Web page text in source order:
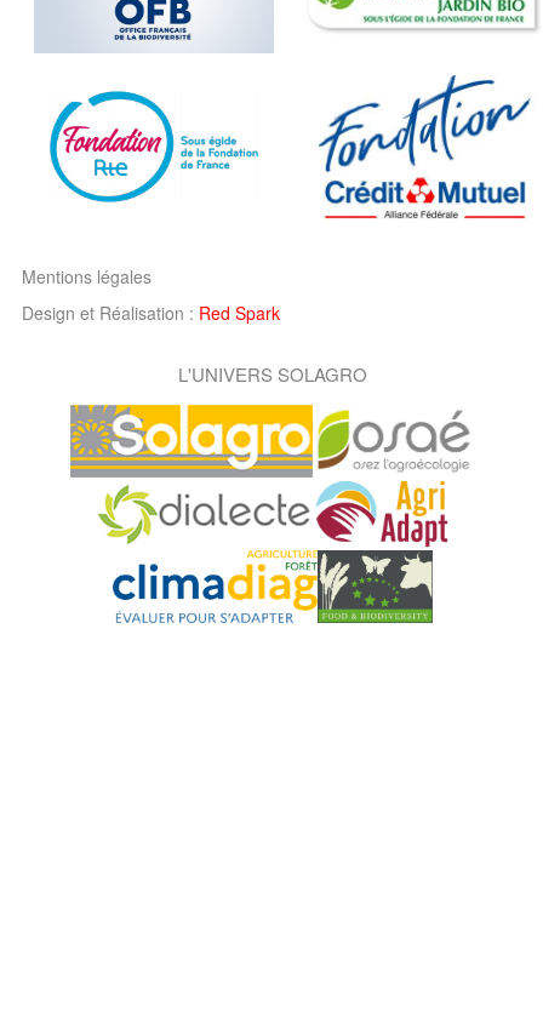
Mentions légales
Design et Réalisation : Red Spark
L'UNIVERS SOLAGRO